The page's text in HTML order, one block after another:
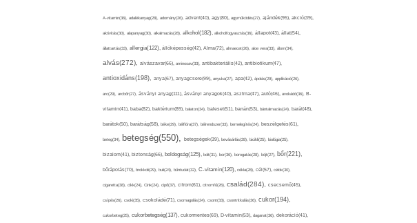
A-vitamin(36), adalékanyag(28), adomány(26), advent(40), agy(80), agyműködés(27), ajándék(95), akció(39),
aktivitás(30), alapanyag(30), alkalmazás(28), alkohol(182), alkoholfogyasztás(36), állapot(43), állat(54),
állattartás(33), allergia(122), állóképesség(42), Alma(72), almaecet(26), aloe vera(33), álom(34),
alvás(272), alvászavar(66), aminosav(33), antibakteriális(42), antibiotikum(47),
antioxidáns(198), anya(67), anyagcsere(99), anyuka(27), apa(42), ápolás(29), applikáció(26),
arc(29), arcbőr(27), ásványi anyag(111), ásványi anyagok(40), asztma(47), autó(46), avokádó(36), B-
vitamin(41), baba(82), baktérium(89), balaton(34), baleset(51), banán(53), bántalmazás(24), barát(48),
barátok(50), barátság(58), béke(29), bélflóra(37), bélrendszer(33), bemelegítés(24), beszélgetés(61),
beteg(34), betegség(550), betegségek(39), bevásárlás(28), bicikli(25), biológia(25),
bizalom(41), biztonság(66), boldogság(125), bolt(31), bor(36), borogatás(28), böjt(27), bőr(221),
bőrápolás(70), brokkoli(29), buli(24), bűntudat(32), C-vitamin(120), cékla(28), cél(57), célok(30),
cigaretta(38), cikk(24), Cink(24), cipő(37), citrom(61), citromfű(26), család(284), csecsemő(45),
csípés(26), csoki(35), csokoládé(71), csomagolás(24), csont(33), csontritkulás(36), cukor(194),
cukorbeteg(25), cukorbetegség(137), cukormentes(69), D-vitamin(53), daganat(36), dekoráció(41),